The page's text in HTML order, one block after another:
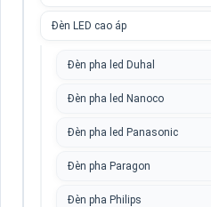
Đèn LED cao áp
Đèn pha led Duhal
Đèn pha led Nanoco
Đèn pha led Panasonic
Đèn pha Paragon
Đèn pha Philips